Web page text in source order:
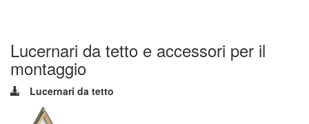
Lucernari da tetto e accessori per il
montaggio
Lucernari da tetto